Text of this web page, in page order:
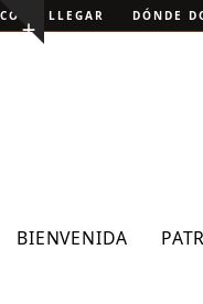
Skip
to Show
CÓMO LLEGAR DÓNDE
BIENVENIDA